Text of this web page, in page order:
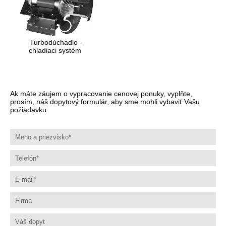
Turbodúchadlo -
chladiaci systém
Ak máte záujem o vypracovanie cenovej ponuky, vyplňte,
prosím, náš dopytový formulár, aby sme mohli vybaviť Vašu
požiadavku.